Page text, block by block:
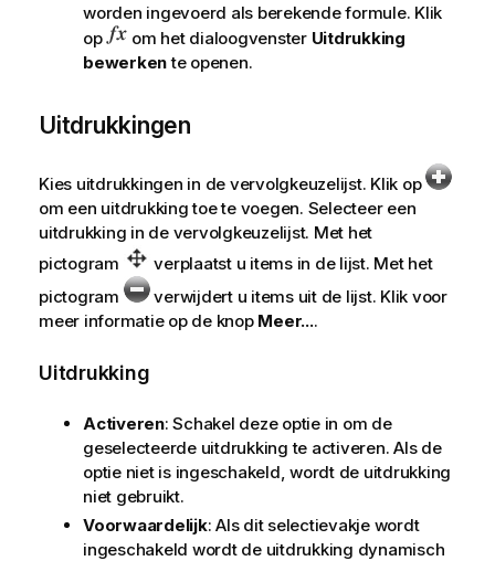
worden ingevoerd als berekende formule. Klik
op
om het dialoogvenster Uitdrukking
bewerkente openen.
Uitdrukkingen
Kies uitdrukkingen in de vervolgkeuzelijst. Klik op
om een uitdrukking toe te voegen. Selecteer een
uitdrukking in de vervolgkeuzelijst. Met het
pictogram
verplaatst u items in de lijst. Met het
pictogram
verwijdert u items uit de lijst. Klik voor
meer informatie op de knop Meer....
Uitdrukking
Activeren: Schakel deze optie in om de
geselecteerde uitdrukking te activeren. Als de
optie niet is ingeschakeld, wordt de uitdrukking
niet gebruikt.
Voorwaardelijk: Als dit selectievakje wordt
ingeschakeld wordt de uitdrukking dynamisch